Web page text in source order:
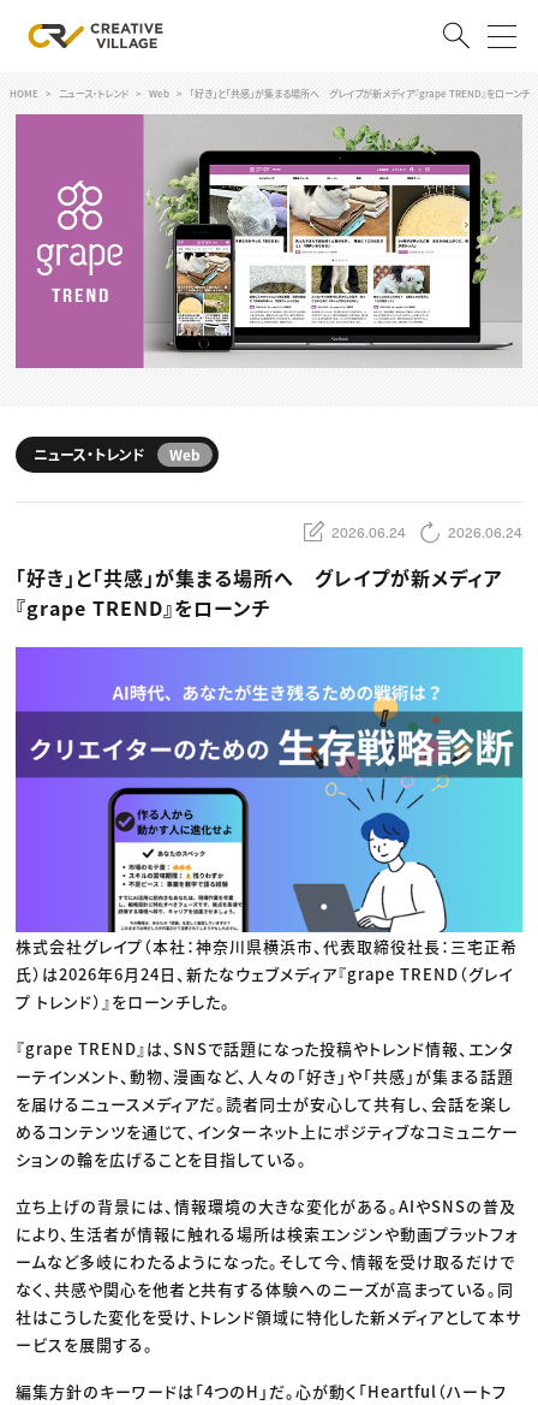
会員登録
クリエイター求人を探す
CREATIVE JOB求人検索
採用説明会
スキルアップしたい！
デザイン
編集・ライティング
マーケティング
ディレクション
業界解説・キャリア事情
お役立ち基礎知識
TOP Creator’s コラム
Webクリエイター
アプリクリエイター
ゲームクリエイター
映像クリエイター
マーケッター
C＆R Magazine
セミナー
ニュース・トレンド
映像
広告
出版
CREATIVE VILLAGEからのお知らせ
プロフェッショナル×つながる×メディア
HOME ニュース・トレンド Web 「好き」と「共感」が集まる場所へ グレイプが新メディア『grape TREND』をローンチ
ニュース・トレンド Web
2026.06.24 2026.06.24
「好き」と「共感」が集まる場所へ グレイプが新メディア
『grape TREND』をローンチ
株式会社グレイプ（本社：神奈川県横浜市、代表取締役社長：三宅正希
氏）は2026年6月24日、新たなウェブメディア『grape TREND（グレイ
プ トレンド）』をローンチした。
『grape TREND』は、SNSで話題になった投稿やトレンド情報、エンタ
ーテインメント、動物、漫画など、人々の「好き」や「共感」が集まる話題
を届けるニュースメディアだ。読者同士が安心して共有し、会話を楽し
めるコンテンツを通じて、インターネット上にポジティブなコミュニケー
ションの輪を広げることを目指している。
立ち上げの背景には、情報環境の大きな変化がある。AIやSNSの普及
により、生活者が情報に触れる場所は検索エンジンや動画プラットフォ
ームなど多岐にわたるようになった。そして今、情報を受け取るだけで
なく、共感や関心を他者と共有する体験へのニーズが高まっている。同
社はこうした変化を受け、トレンド領域に特化した新メディアとして本サ
ービスを展開する。
編集方針のキーワードは「4つのH」だ。心が動く「Heartful（ハートフ